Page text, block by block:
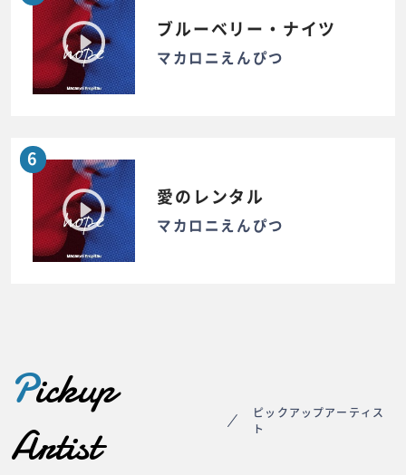
ブルーベリー・ナイツ
マカロニえんぴつ
6
愛のレンタル
マカロニえんぴつ
Pickup
Artist
ピックアップアーティス
ト